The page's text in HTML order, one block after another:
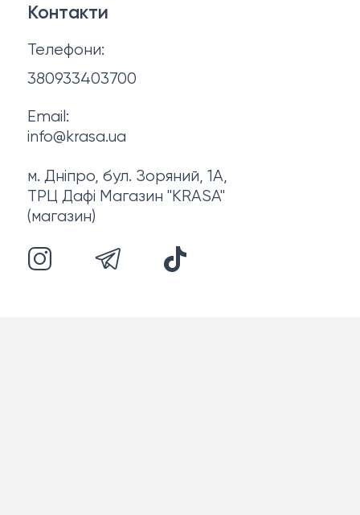
Політика конфіденційності
Про нас
Контакти
Телефони:
380933403700
Email:
info@krasa.ua
м. Дніпро, бул. Зоряний, 1А,
ТРЦ Дафі Магазин "KRASA"
(магазин)